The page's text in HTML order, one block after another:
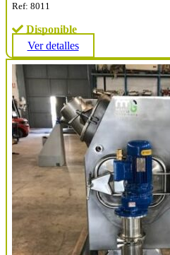
Ref: 8011
Disponible
Ver detalles